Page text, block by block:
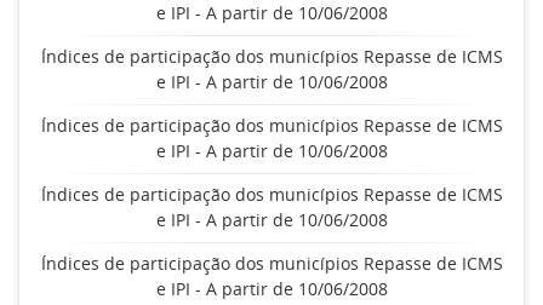
e IPI - A partir de 10/06/2008
Índices de participação dos municípios Repasse de ICMS
e IPI - A partir de 10/06/2008
Índices de participação dos municípios Repasse de ICMS
e IPI - A partir de 10/06/2008
Índices de participação dos municípios Repasse de ICMS
e IPI - A partir de 10/06/2008
Índices de participação dos municípios Repasse de ICMS
e IPI - A partir de 10/06/2008